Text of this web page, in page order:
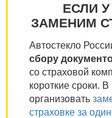
ЕСЛИ
ЗАМЕНИМ
Автостекло
сбору
со страховой
короткие сроки.
организовать
страховке за один